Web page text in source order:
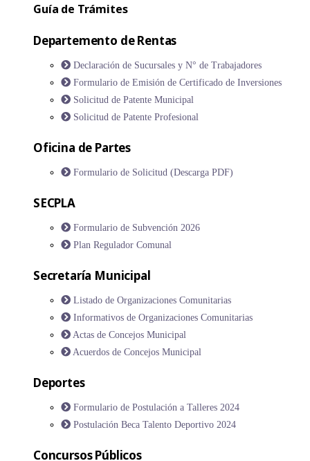
Guía de Trámites
Departemento de Rentas
Declaración de Sucursales y N° de Trabajadores
Formulario de Emisión de Certificado de Inversiones
Solicitud de Patente Municipal
Solicitud de Patente Profesional
Oficina de Partes
Formulario de Solicitud (Descarga PDF)
SECPLA
Formulario de Subvención 2026
Plan Regulador Comunal
Secretaría Municipal
Listado de Organizaciones Comunitarias
Informativos de Organizaciones Comunitarias
Actas de Concejos Municipal
Acuerdos de Concejos Municipal
Deportes
Formulario de Postulación a Talleres 2024
Postulación Beca Talento Deportivo 2024
Concursos Públicos